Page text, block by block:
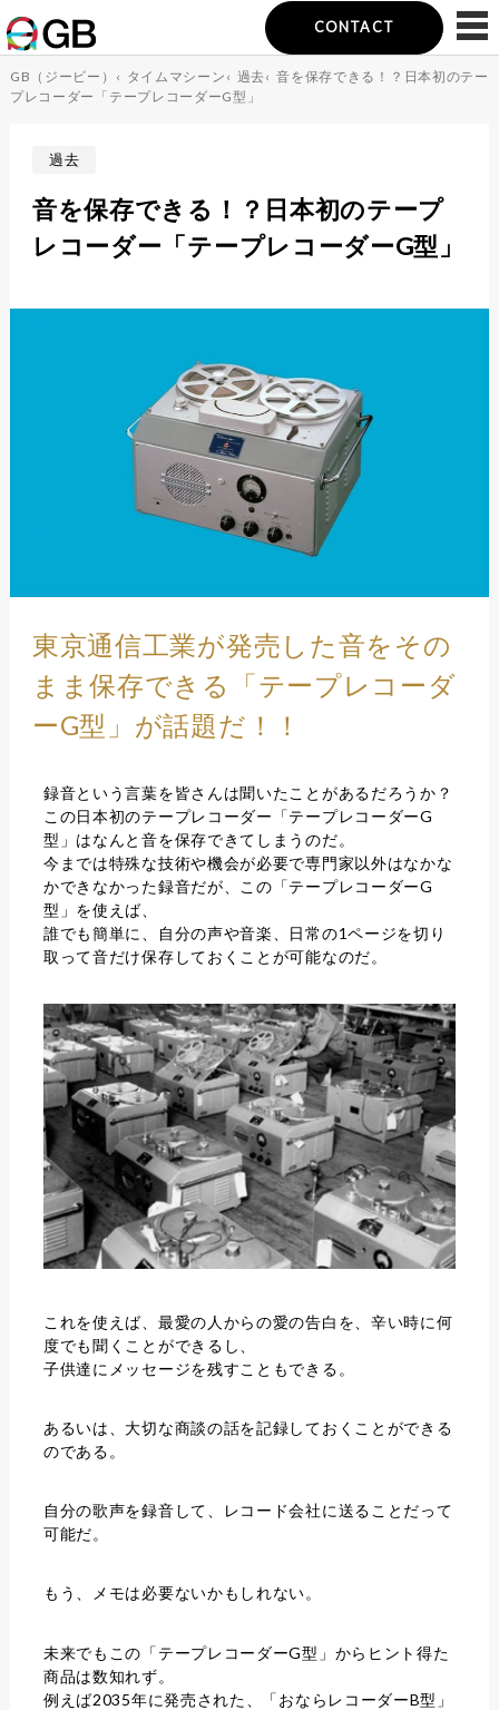
CONTACT
GB（ジービー） ‹ タイムマシーン ‹ 過去‹音を保存できる！？日本初のテー
プレコーダー「テープレコーダーG型」
過去
音を保存できる！？日本初のテープ
レコーダー「テープレコーダーG型」
東京通信工業が発売した音をその
まま保存できる「テープレコーダ
ーG型」が話題だ！！
録音という言葉を皆さんは聞いたことがあるだろうか？
この日本初のテープレコーダー「テープレコーダーG
型」はなんと音を保存できてしまうのだ。
今までは特殊な技術や機会が必要で専門家以外はなかな
かできなかった録音だが、この「テープレコーダーG
型」を使えば、
誰でも簡単に、自分の声や音楽、日常の1ページを切り
取って音だけ保存しておくことが可能なのだ。
これを使えば、最愛の人からの愛の告白を、辛い時に何
度でも聞くことができるし、
子供達にメッセージを残すこともできる。
あるいは、大切な商談の話を記録しておくことができる
のである。
自分の歌声を録音して、レコード会社に送ることだって
可能だ。
もう、メモは必要ないかもしれない。
未来でもこの「テープレコーダーG型」からヒント得た
商品は数知れず。
例えば2035年に発売された、「おならレコーダーB型」